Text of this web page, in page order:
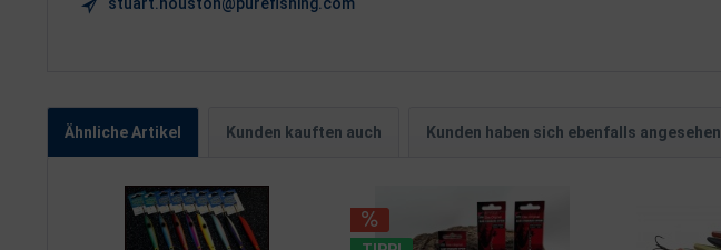
Ähnliche Artikel Kunden kauften auch Kunden haben sich ebenfalls angesehen